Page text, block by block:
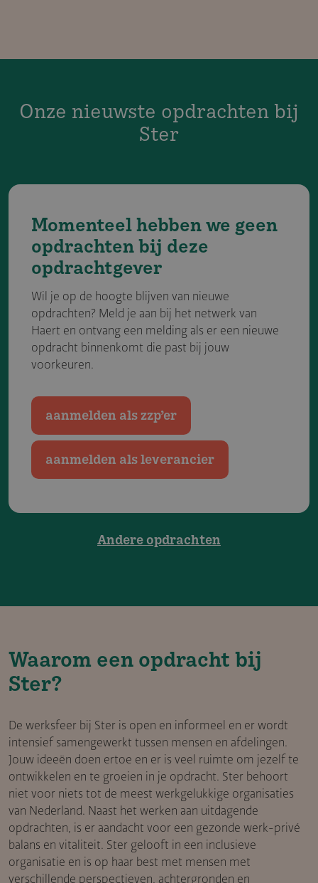
Onze nieuwste opdrachten bij
Ster
Momenteel hebben we geen
opdrachten bij deze
opdracht­gever
Wil je op de hoogte blijven van nieuwe
opdrachten? Meld je aan bij het netwerk van
Haert en ontvang een melding als er een nieuwe
opdracht binnenkomt die past bij jouw
voorkeuren.
aanmelden als zzp’er
aanmelden als leverancier
Andere opdrachten
Waarom een opdracht bij
Ster?
De werksfeer bij Ster is open en informeel en er wordt
intensief samengewerkt tussen mensen en afdelingen.
Jouw ideeën doen ertoe en er is veel ruimte om jezelf te
ontwikkelen en te groeien in je opdracht. Ster behoort
niet voor niets tot de meest werkgelukkige organisaties
van Nederland. Naast het werken aan uitdagende
opdrachten, is er aandacht voor een gezonde werk-privé
balans en vitaliteit. Ster gelooft in een inclusieve
organisatie en is op haar best met mensen met
verschillende perspectieven, achtergronden en